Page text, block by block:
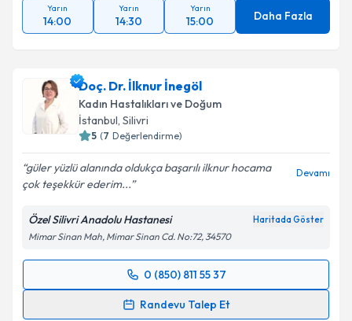
Yarın
14:00
Yarın
14:30
Yarın
15:00 Daha Fazla
Doç. Dr. İlknur İnegöl
Kadın Hastalıkları ve Doğum
İstanbul, Silivri
( Değerlendirme)
güler yüzlü alanında oldukça başarılı ilknur hocama
çok teşekkür ederim...
Özel Silivri Anadolu Hastanesi
Mimar Sinan Mah, Mimar Sinan Cd. No:72, 34570
0 (850) 811 55 37
Randevu Talep Et
Randevu Takvimi Talebi